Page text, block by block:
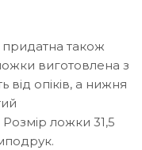
придатна також
виготовлена з
опіків, а нижня
ложки 31,5